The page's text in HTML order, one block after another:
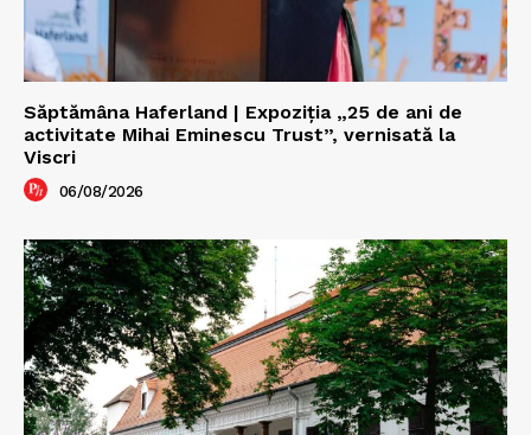
Săptămâna Haferland | Expoziţia „25 de ani de
activitate Mihai Eminescu Trust”, vernisată la
Viscri
06/08/2026